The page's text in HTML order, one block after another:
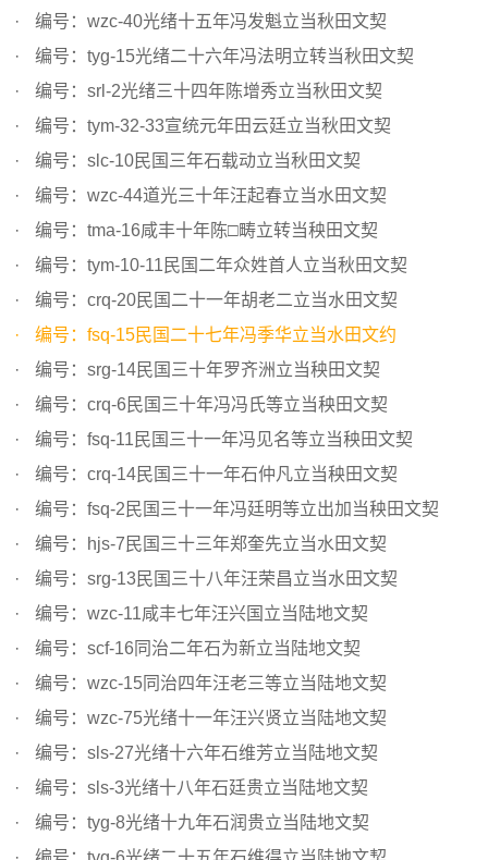
编号：wzc-40光绪十五年冯发魁立当秋田文契
编号：tyg-15光绪二十六年冯法明立转当秋田文契
编号：srl-2光绪三十四年陈增秀立当秋田文契
编号：tym-32-33宣统元年田云廷立当秋田文契
编号：slc-10民国三年石载动立当秋田文契
编号：wzc-44道光三十年汪起春立当水田文契
编号：tma-16咸丰十年陈□畴立转当秧田文契
编号：tym-10-11民国二年众姓首人立当秋田文契
编号：crq-20民国二十一年胡老二立当水田文契
编号：fsq-15民国二十七年冯季华立当水田文约
编号：srg-14民国三十年罗齐洲立当秧田文契
编号：crq-6民国三十年冯冯氏等立当秧田文契
编号：fsq-11民国三十一年冯见名等立当秧田文契
编号：crq-14民国三十一年石仲凡立当秧田文契
编号：fsq-2民国三十一年冯廷明等立出加当秧田文契
编号：hjs-7民国三十三年郑奎先立当水田文契
编号：srg-13民国三十八年汪荣昌立当水田文契
编号：wzc-11咸丰七年汪兴国立当陆地文契
编号：scf-16同治二年石为新立当陆地文契
编号：wzc-15同治四年汪老三等立当陆地文契
编号：wzc-75光绪十一年汪兴贤立当陆地文契
编号：sls-27光绪十六年石维芳立当陆地文契
编号：sls-3光绪十八年石廷贵立当陆地文契
编号：tyg-8光绪十九年石润贵立当陆地文契